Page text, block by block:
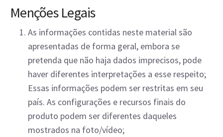
Menções Legais
As informações contidas neste material são
apresentadas de forma geral, embora se
pretenda que não haja dados imprecisos, pode
haver diferentes interpretações a esse respeito;
Essas informações podem ser restritas em seu
país. As configurações e recursos finais do
produto podem ser diferentes daqueles
mostrados na foto/vídeo;